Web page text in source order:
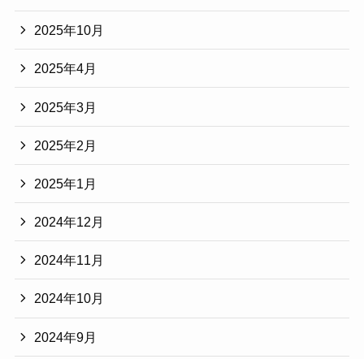
2025年10月
2025年4月
2025年3月
2025年2月
2025年1月
2024年12月
2024年11月
2024年10月
2024年9月